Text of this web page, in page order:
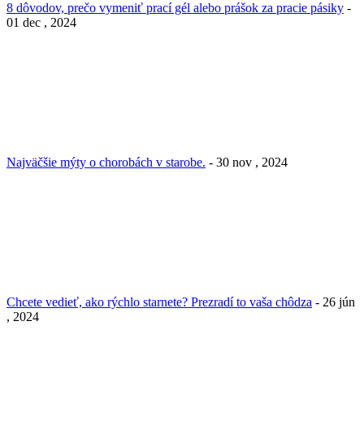
8 dôvodov, prečo vymeniť prací gél alebo prášok za pracie pásiky -
01 dec , 2024
Najväčšie mýty o chorobách v starobe. - 30 nov , 2024
Chcete vedieť, ako rýchlo starnete? Prezradí to vaša chôdza - 26 jún
, 2024